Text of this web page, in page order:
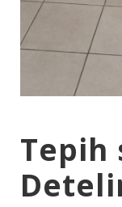
Tepih